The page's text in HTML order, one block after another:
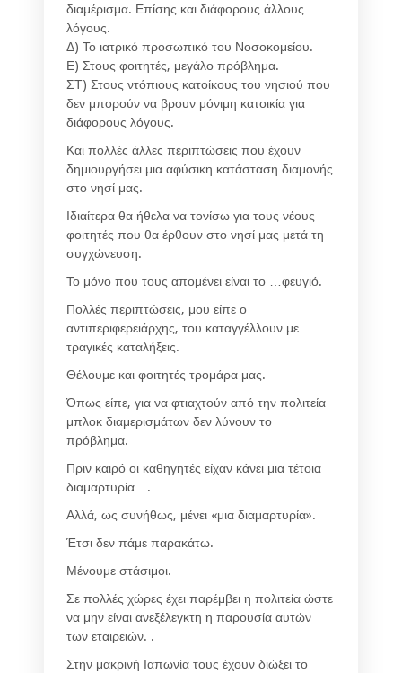
διαμέρισμα. Επίσης και διάφορους άλλους
λόγους.
Δ) Το ιατρικό προσωπικό του Νοσοκομείου.
Ε) Στους φοιτητές, μεγάλο πρόβλημα.
ΣΤ) Στους ντόπιους κατοίκους του νησιού που
δεν μπορούν να βρουν μόνιμη κατοικία για
διάφορους λόγους.
Και πολλές άλλες περιπτώσεις που έχουν
δημιουργήσει μια αφύσικη κατάσταση διαμονής
στο νησί μας.
Ιδιαίτερα θα ήθελα να τονίσω για τους νέους
φοιτητές που θα έρθουν στο νησί μας μετά τη
συγχώνευση.
Το μόνο που τους απομένει είναι το …φευγιό.
Πολλές περιπτώσεις, μου είπε ο
αντιπεριφερειάρχης, του καταγγέλλουν με
τραγικές καταλήξεις.
Θέλουμε και φοιτητές τρομάρα μας.
Όπως είπε, για να φτιαχτούν από την πολιτεία
μπλοκ διαμερισμάτων δεν λύνουν το
πρόβλημα.
Πριν καιρό οι καθηγητές είχαν κάνει μια τέτοια
διαμαρτυρία….
Αλλά, ως συνήθως, μένει «μια διαμαρτυρία».
Έτσι δεν πάμε παρακάτω.
Μένουμε στάσιμοι.
Σε πολλές χώρες έχει παρέμβει η πολιτεία ώστε
να μην είναι ανεξέλεγκτη η παρουσία αυτών
των εταιρειών. .
Στην μακρινή Ιαπωνία τους έχουν διώξει το